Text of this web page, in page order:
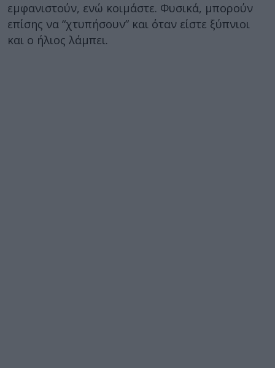
εμφανιστούν, ενώ κοιμάστε. Φυσικά, μπορούν
επίσης να “χτυπήσουν” και όταν είστε ξύπνιοι
και ο ήλιος λάμπει.